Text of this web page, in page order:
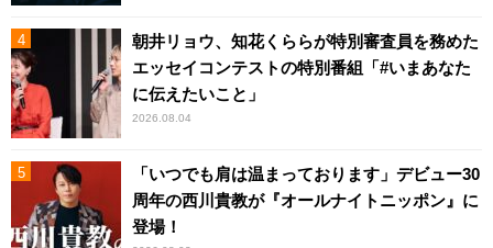
朝井リョウ、知花くららが特別審査員を務めた
エッセイコンテストの特別番組「#いまあなた
に伝えたいこと」
2026.08.04
「いつでも肩は温まっております」デビュー30
周年の西川貴教が『オールナイトニッポン』に
登場！